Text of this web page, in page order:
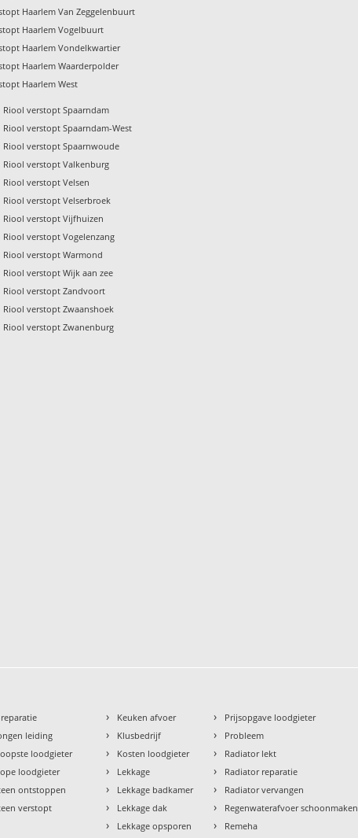
Haarlem Van Zeggelenbuurt
Haarlem Vogelbuurt
Haarlem Vondelkwartier
Haarlem Waarderpolder
Haarlem West
Riool verstopt Spaarndam
Riool verstopt Spaarndam-West
Riool verstopt Spaarnwoude
Riool verstopt Valkenburg
Riool verstopt Velsen
Riool verstopt Velserbroek
Riool verstopt Vijfhuizen
Riool verstopt Vogelenzang
Riool verstopt Warmond
Riool verstopt Wijk aan zee
Riool verstopt Zandvoort
Riool verstopt Zwaanshoek
Riool verstopt Zwanenburg
leiding
loodgieter
loodgieter
ontstoppen
verstopt
› Keuken afvoer
› Klusbedrijf
› Kosten loodgieter
› Lekkage
› Lekkage badkamer
› Lekkage dak
› Lekkage opsporen
› Prijsopgave loodgieter
› Probleem
› Radiator lekt
› Radiator reparatie
› Radiator vervangen
› Regenwaterafvoer schoonmaken
› Remeha